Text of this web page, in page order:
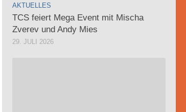
AKTUELLES
TCS feiert Mega Event mit Mischa
Zverev und Andy Mies
29. JULI 2026